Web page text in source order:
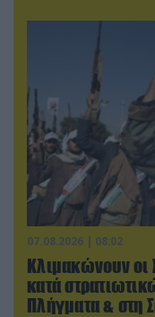
07.08.2026 | 08:02
Κλιμακώνουν οι
κατά
Πλήγματα & στη